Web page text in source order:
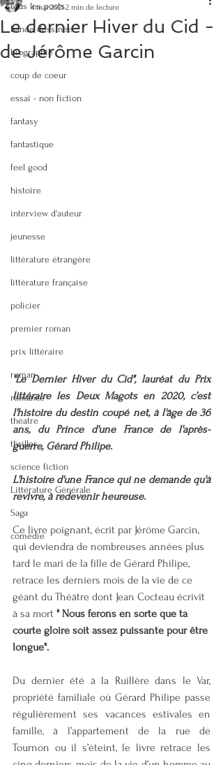
tous les posts
bande dessinée
biographie
coup de coeur
essai - non fiction
fantasy
fantastique
feel good
histoire
interview d'auteur
jeunesse
littérature étrangère
littérature française
policier
premier roman
prix littéraire
roman
romance
théatre
thriller
science fiction
Littérature Générale
Saga
comédie
Le dernier Hiver du Cid -
de Jérôme Garcin
4 mai 20212 min de lecture
"Le Dernier Hiver du Cid", lauréat du Prix
littéraire les Deux Magots en 2020, c’est
l'histoire du destin coupé net, à l'âge de 36
ans, du Prince d'une France de l'après-
guerre, Gérard Philipe.
L'histoire d'une France qui ne demande qu'à
revivre, à redevenir heureuse.
Ce livre poignant, écrit par Jérôme Garcin,
qui deviendra de nombreuses années plus
tard le mari de la fille de Gérard Philipe,
retrace les derniers mois de la vie de ce
géant du Théâtre dont Jean Cocteau écrivit
à sa mort " Nous ferons en sorte que ta
courte gloire soit assez puissante pour être
longue".
Du dernier été à la Ruillère dans le Var,
propriété familiale où Gérard Philipe passe
régulièrement ses vacances estivales en
famille, à l’appartement de la rue de
Tournon ou il s’éteint, le livre retrace les